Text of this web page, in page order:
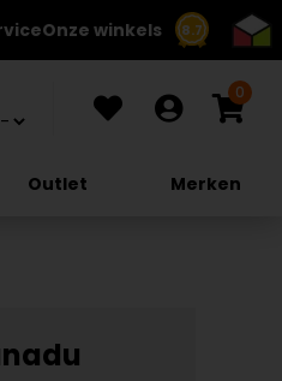
8.7
Onze winkels
0
Outlet Merken